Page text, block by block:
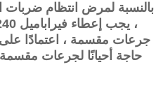
بالنسبة لمرض انتظام
جرعات مقسمة ، اعتمادًا
حاجة أحيانًا لجرعات مقسمة تصل